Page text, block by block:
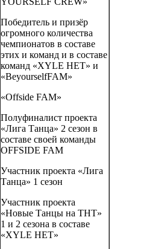
Победитель и призёр
огромного количества
чемпионатов в составе
этих и команд и в составе
команд «XYLE HET» и
«BeyourselfFAM»
«Offside FAM»
Полуфиналист проекта
«Лига Танца» 2 сезон в
составе своей команды
OFFSIDE FAM
Участник проекта «Лига
Танца» 1 сезон
Участник проекта
«Новые Танцы на ТНТ»
1 и 2 сезона в составе
«XYLE HET»